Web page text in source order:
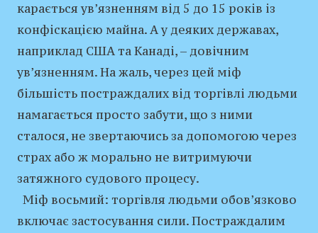
карається ув’язненням від 5 до 15 років із
конфіскацією майна. А у деяких державах,
наприклад США та Канаді, – довічним
ув’язненням. На жаль, через цей міф
більшість постраждалих від торгівлі людьми
намагається просто забути, що з ними
сталося, не звертаючись за допомогою через
страх або ж морально не витримуючи
затяжного судового процесу.
Міф восьмий: торгівля людьми обов’язково
включає застосування сили. Постраждалим